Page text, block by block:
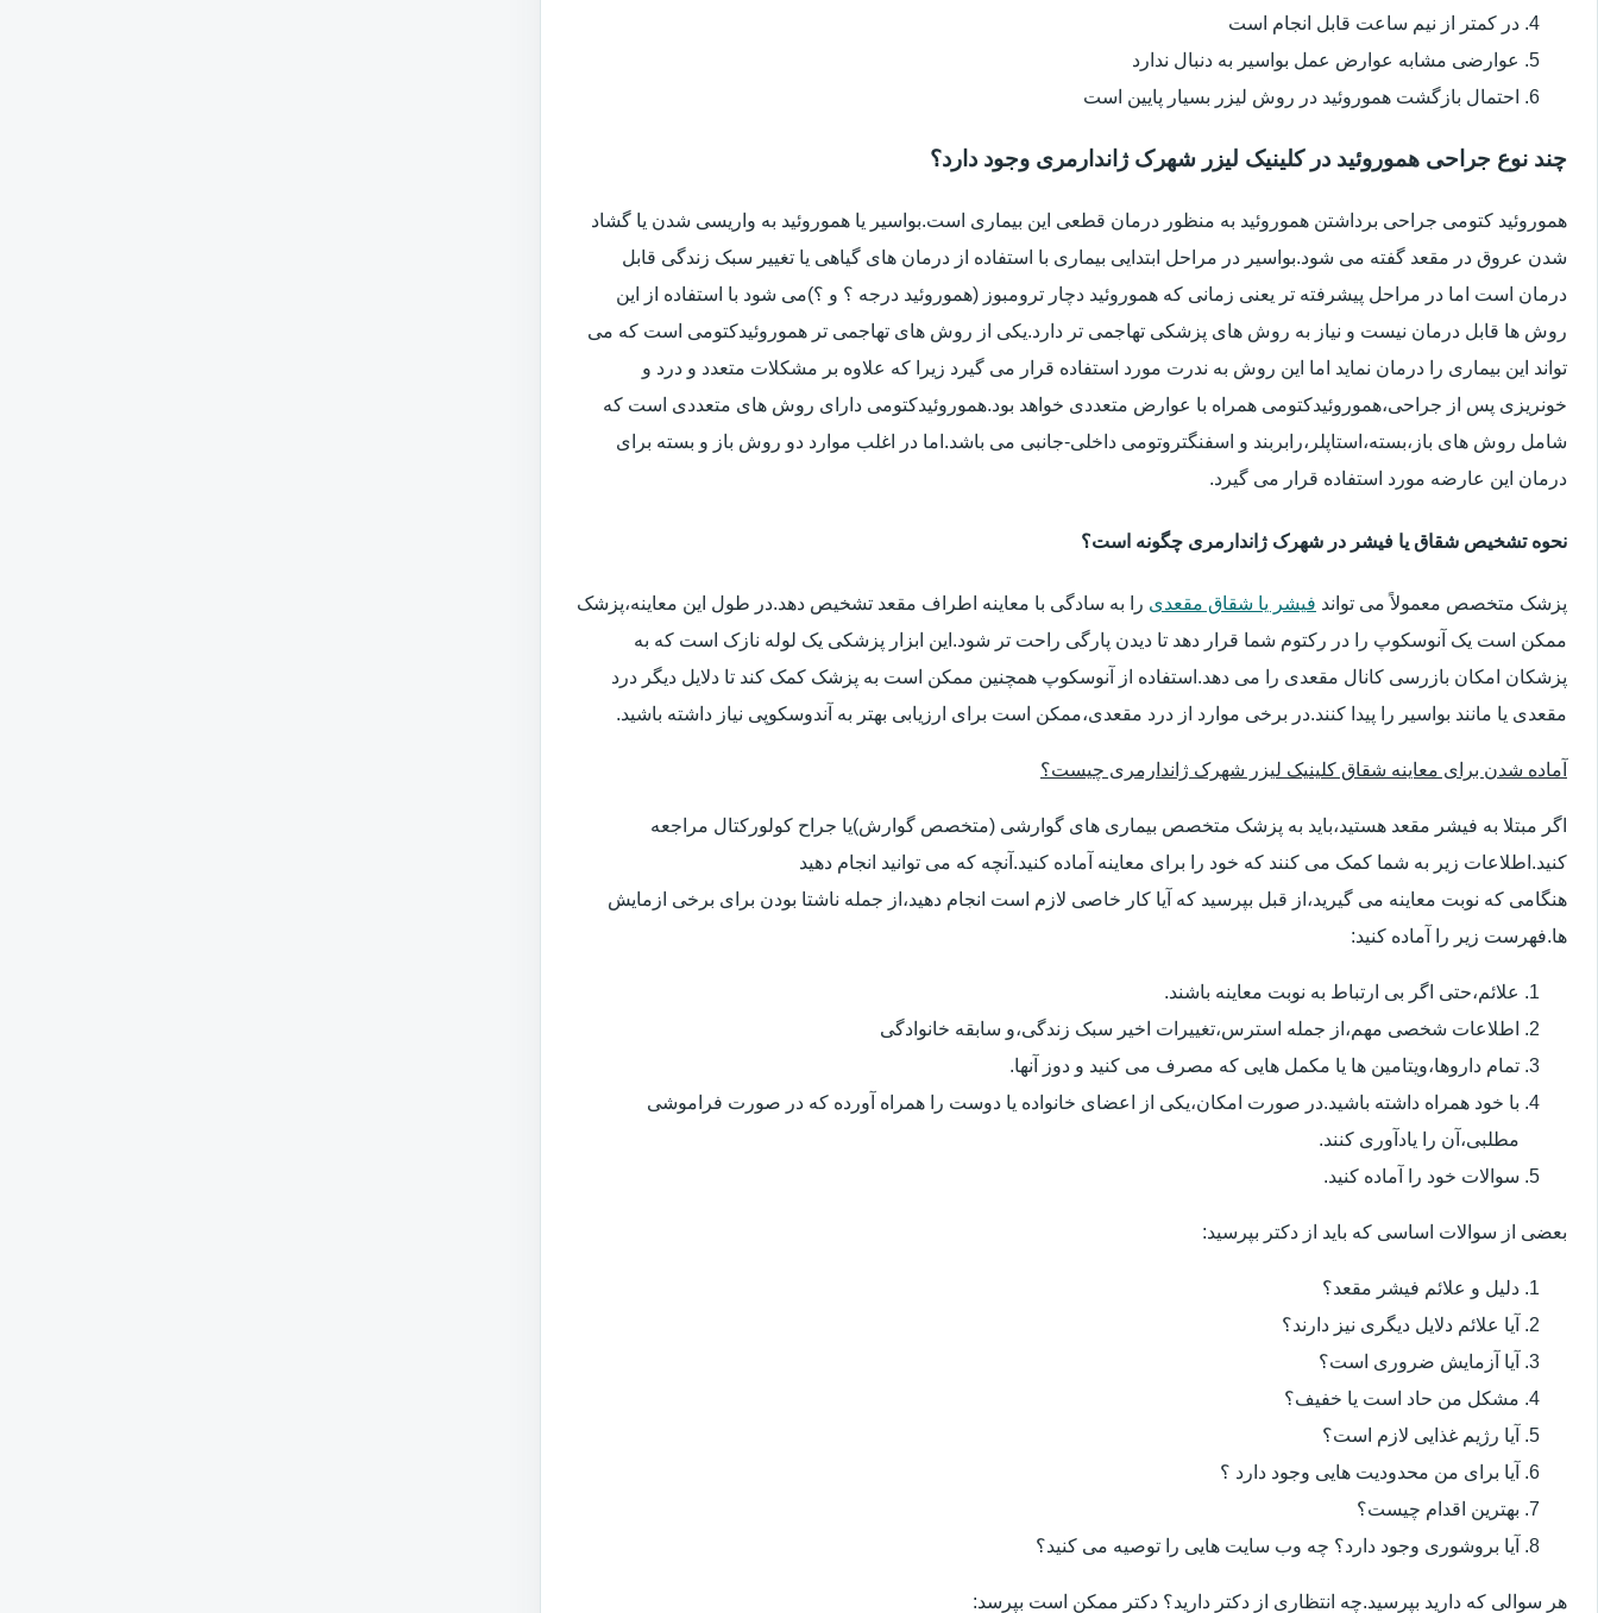
در کمتر از نیم ساعت قابل انجام است
عوارضی مشابه عوارض عمل بواسیر به دنبال ندارد
احتمال بازگشت هموروئید در روش لیزر بسیار پایین است
چند نوع جراحی هموروئید در کلینیک لیزر شهرک ژاندارمری وجود دارد؟
هموروئید کتومی جراحی برداشتن هموروئید به منظور درمان قطعی این بیماری است.بواسیر یا هموروئید به واریسی شدن یا گشاد
شدن عروق در مقعد گفته می شود.بواسیر در مراحل ابتدایی بیماری با استفاده از درمان های گیاهی یا تغییر سبک زندگی قابل
درمان است اما در مراحل پیشرفته تر یعنی زمانی که هموروئید دچار ترومبوز (هموروئید درجه ؟ و ؟)می شود با استفاده از این
روش ها قابل درمان نیست و نیاز به روش های پزشکی تهاجمی تر دارد.یکی از روش های تهاجمی تر هموروئیدکتومی است که می
تواند این بیماری را درمان نماید اما این روش به ندرت مورد استفاده قرار می گیرد زیرا که علاوه بر مشکلات متعدد و درد و
خونریزی پس از جراحی،هموروئیدکتومی همراه با عوارض متعددی خواهد بود.هموروئیدکتومی دارای روش های متعددی است که
شامل روش های باز،بسته،استاپلر،رابربند و اسفنگتروتومی داخلی-جانبی می باشد.اما در اغلب موارد دو روش باز و بسته برای
درمان این عارضه مورد استفاده قرار می گیرد.
نحوه تشخیص شقاق یا فیشر در شهرک ژاندارمری چگونه است؟
پزشک متخصص معمولاً می تواند فیشر یا شقاق مقعدی را به سادگی با معاینه اطراف مقعد تشخیص دهد.در طول این معاینه،پزشک
ممکن است یک آنوسکوپ را در رکتوم شما قرار دهد تا دیدن پارگی راحت تر شود.این ابزار پزشکی یک لوله نازک است که به
پزشکان امکان بازرسی کانال مقعدی را می دهد.استفاده از آنوسکوپ همچنین ممکن است به پزشک کمک کند تا دلایل دیگر درد
مقعدی یا مانند بواسیر را پیدا کنند.در برخی موارد از درد مقعدی،ممکن است برای ارزیابی بهتر به آندوسکوپی نیاز داشته باشید.
آماده شدن برای معاینه شقاق کلینیک لیزر شهرک ژاندارمری چیست؟
اگر مبتلا به فیشر مقعد هستید،باید به پزشک متخصص بیماری های گوارشی (متخصص گوارش)یا جراح کولورکتال مراجعه
کنید.اطلاعات زیر به شما کمک می کنند که خود را برای معاینه آماده کنید.آنچه که می توانید انجام دهید
هنگامی که نوبت معاینه می گیرید،از قبل بپرسید که آیا کار خاصی لازم است انجام دهید،از جمله ناشتا بودن برای برخی ازمایش
ها.فهرست زیر را آماده کنید:
علائم،حتی اگر بی ارتباط به نوبت معاینه باشند.
اطلاعات شخصی مهم،از جمله استرس،تغییرات اخیر سبک زندگی،و سابقه خانوادگی
تمام داروها،ویتامین ها یا مکمل هایی که مصرف می کنید و دوز آنها.
با خود همراه داشته باشید.در صورت امکان،یکی از اعضای خانواده یا دوست را همراه آورده که در صورت فراموشی
مطلبی،آن را یادآوری کنند.
سوالات خود را آماده کنید.
بعضی از سوالات اساسی که باید از دکتر بپرسید:
دلیل و علائم فیشر مقعد؟
آیا علائم دلایل دیگری نیز دارند؟
آیا آزمایش ضروری است؟
مشکل من حاد است یا خفیف؟
آیا رژیم غذایی لازم است؟
آیا برای من محدودیت هایی وجود دارد ؟
بهترین اقدام چیست؟
آیا بروشوری وجود دارد؟ چه وب سایت هایی را توصیه می کنید؟
هر سوالی که دارید بپرسید.چه انتظاری از دکتر دارید؟ دکتر ممکن است بپرسد: